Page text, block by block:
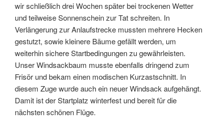
wir schließlich drei Wochen später bei trockenen Wetter
und teilweise Sonnenschein zur Tat schreiten. In
Verlängerung zur Anlaufstrecke mussten mehrere Hecken
gestutzt, sowie kleinere Bäume gefällt werden, um
weiterhin sichere Startbedingungen zu gewährleisten.
Unser Windsackbaum musste ebenfalls dringend zum
Frisör und bekam einen modischen Kurzastschnitt. In
diesem Zuge wurde auch ein neuer Windsack aufgehängt.
Damit ist der Startplatz winterfest und bereit für die
nächsten schönen Flüge.